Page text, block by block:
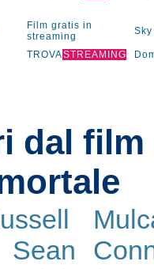
Film gratis in
streaming
Sky
TROVASTREAMING
dal
Sean